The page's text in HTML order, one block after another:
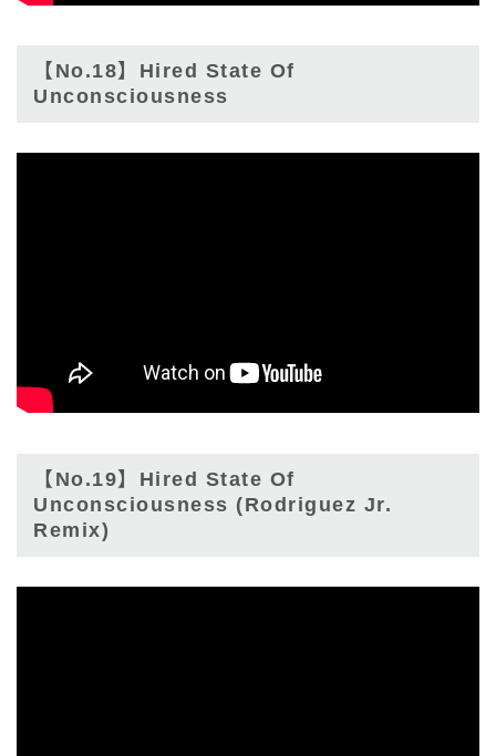
【No.18】Hired State Of
Unconsciousness
【No.19】Hired State Of
Unconsciousness (Rodriguez Jr.
Remix)